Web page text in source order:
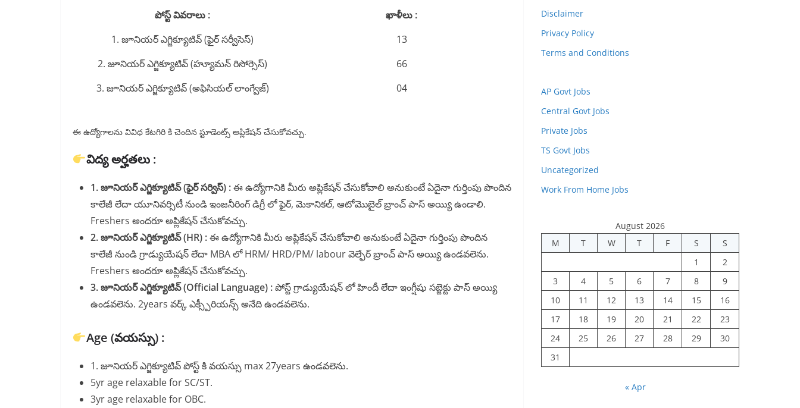
పోస్ట్ వివరాలు :
ఖాళీలు :
1. జూనియర్ ఎగ్జిక్యూటివ్ (ఫైర్ సర్వీసెస్)
13
2. జూనియర్ ఎగ్జిక్యూటివ్ (హ్యూమన్ రిసోర్సెస్)
66
3. జూనియర్ ఎగ్జిక్యూటివ్ (అఫిసియల్ లాంగ్వేజ్)
04
ఈ ఉద్యోగాలను వివిధ కేటగిరి కి చెందిన స్టూడెంట్స్ అప్లికేషన్ చేసుకోవచ్చు.
విద్య అర్హతలు :
1. జూనియర్ ఎగ్జిక్యూటివ్ (ఫైర్ సర్విస్) :ఈ ఉద్యోగానికి మీరు అప్లికేషన్ చేసుకోవాలి అనుకుంటే ఏదైనా గుర్తింపు పొందిన
కాలేజీ లేదా యూనివర్సిటీ నుండి ఇంజనీరింగ్ డిగ్రీ లో ఫైర్, మెకానికల్, ఆటోమొబైల్ బ్రాంచ్ పాస్ అయ్యి ఉండాలి.
Freshers అందరూ అప్లికేషన్ చేసుకోవచ్చు.
2. జూనియర్ ఎగ్జిక్యూటివ్ (HR) :ఈ ఉద్యోగానికి మీరు అప్లికేషన్ చేసుకోవాలి అనుకుంటే ఏదైనా గుర్తింపు పొందిన
కాలేజీ నుండి గ్రాడ్యుయేషన్ లేదా MBA లో HRM/ HRD/PM/ labour వెల్ఫేర్ బ్రాంచ్ పాస్ అయ్యి ఉండవలెను.
Freshers అందరూ అప్లికేషన్ చేసుకోవచ్చు.
3. జూనియర్ ఎగ్జిక్యూటివ్ (Official Language) :పోస్ట్ గ్రాడ్యుయేషన్ లో హిందీ లేదా ఇంగ్షీషు సబ్జెక్టు పాస్ అయ్యి
ఉండవలెను. 2years వర్క్ ఎక్స్పీరియన్స్ అనేది ఉండవలెను.
Age (వయస్సు) :
1. జూనియర్ ఎగ్జిక్యూటివ్ పోస్ట్ కి వయస్సు max 27years ఉండవలెను.
5yr age relaxable for SC/ST.
3yr age relaxable for OBC.
Disclaimer
Privacy Policy
Terms and Conditions
AP Govt Jobs
Central Govt Jobs
Private Jobs
TS Govt Jobs
Uncategorized
Work From Home Jobs
August 2026
M
T W T F S
S
1
2
3
4 5 6 7 8
9
10
11 12 13 14 15
16
17
18 19 20 21 22
23
24
25 26 27 28 29
30
31
« Apr